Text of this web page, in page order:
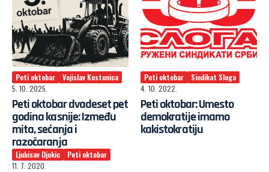
Peti oktobar
Vojislav Kostunica
5. 10. 2025.
Peti oktobar dvadeset pet
godina kasnije: Između
mita, sećanja i
razočaranja
Peti oktobar
Sindikat Sloga
4. 10. 2022.
Peti oktobar: Umesto
demokratije imamo
kakistokratiju
Ljubisav Djokic
Peti oktobar
11. 7. 2020.